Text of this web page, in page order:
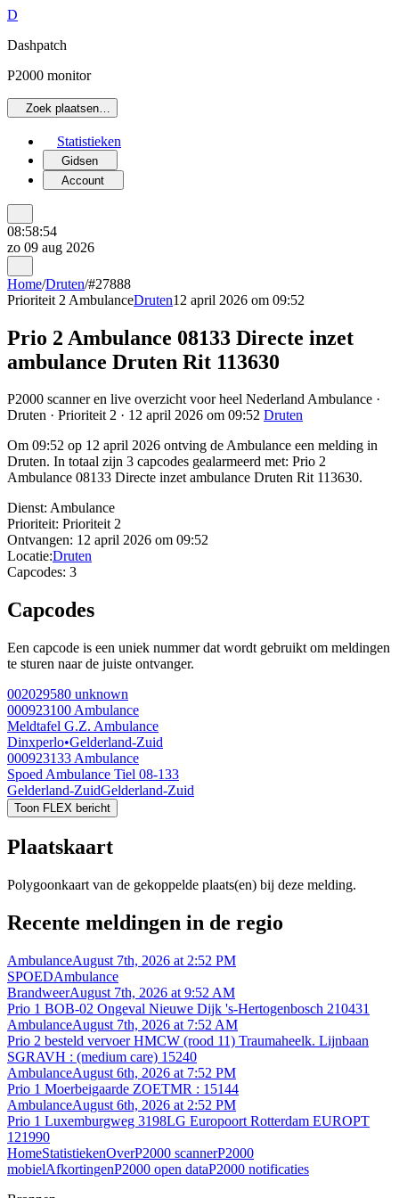
D
Dashpatch
P2000 monitor
Zoek plaatsen…
Statistieken
Gidsen
Account
08:58:54
zo 09 aug 2026
Home/Druten/#27888
Prioriteit 2 AmbulanceDruten12 april 2026 om 09:52
Prio 2 Ambulance 08133 Directe inzet
ambulance Druten Rit 113630
P2000 scanner en live overzicht voor heel Nederland Ambulance ·
Druten · Prioriteit 2 · 12 april 2026 om 09:52 Druten
Om 09:52 op 12 april 2026 ontving de Ambulance een melding in
Druten. In totaal zijn 3 capcodes gealarmeerd met: Prio 2
Ambulance 08133 Directe inzet ambulance Druten Rit 113630.
Dienst: Ambulance
Prioriteit: Prioriteit 2
Ontvangen: 12 april 2026 om 09:52
Locatie:Druten
Capcodes: 3
Capcodes
Een capcode is een uniek nummer dat wordt gebruikt om meldingen
te sturen naar de juiste ontvanger.
002029580 unknown
000923100 Ambulance
Meldtafel G.Z. Ambulance
Dinxperlo•Gelderland-Zuid
000923133 Ambulance
Spoed Ambulance Tiel 08-133
Gelderland-ZuidGelderland-Zuid
Toon FLEX bericht
Plaatskaart
Polygoonkaart van de gekoppelde plaats(en) bij deze melding.
Recente meldingen in de regio
AmbulanceAugust 7th, 2026 at 2:52 PM
SPOEDAmbulance
BrandweerAugust 7th, 2026 at 9:52 AM
Prio 1 BOB-02 Ongeval Nieuwe Dijk 's-Hertogenbosch 210431
AmbulanceAugust 7th, 2026 at 7:52 AM
Prio 2 besteld vervoer HMCW (rood 11) Traumaheelk. Lijnbaan
SGRAVH : (medium care) 15240
AmbulanceAugust 6th, 2026 at 7:52 PM
Prio 1 Moerbeigaarde ZOETMR : 15144
AmbulanceAugust 6th, 2026 at 2:52 PM
Prio 1 Luxemburgweg 3198LG Europoort Rotterdam EUROPT
121990
HomeStatistiekenOverP2000 scannerP2000
mobielAfkortingenP2000 open dataP2000 notificaties